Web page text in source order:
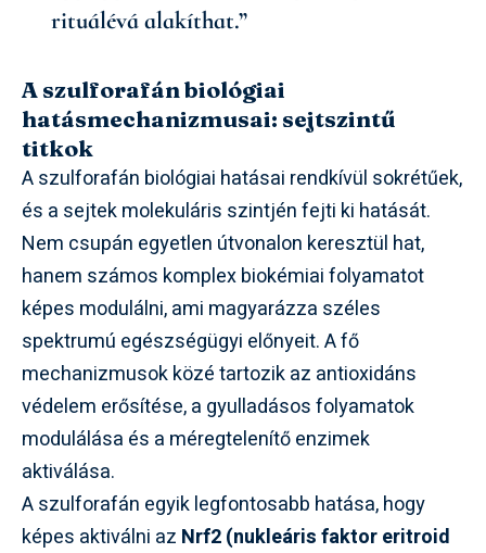
rituálévá alakíthat.”
A szulforafán biológiai
hatásmechanizmusai: sejtszintű
titkok
A szulforafán biológiai hatásai rendkívül sokrétűek,
és a sejtek molekuláris szintjén fejti ki hatását.
Nem csupán egyetlen útvonalon keresztül hat,
hanem számos komplex biokémiai folyamatot
képes modulálni, ami magyarázza széles
spektrumú egészségügyi előnyeit. A fő
mechanizmusok közé tartozik az antioxidáns
védelem erősítése, a gyulladásos folyamatok
modulálása és a méregtelenítő enzimek
aktiválása.
A szulforafán egyik legfontosabb hatása, hogy
képes aktiválni az Nrf2 (nukleáris faktor eritroid